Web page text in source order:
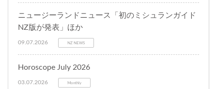
ニュージーランドニュース「初のミシュランガイド
NZ版が発表」ほか
09.07.2026 NZ NEWS
Horoscope July 2026
03.07.2026 Monthly